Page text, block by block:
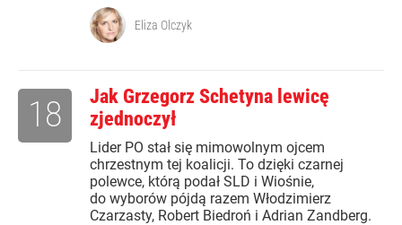
Eliza Olczyk
Jak Grzegorz Schetyna lewicę
zjednoczył
Lider PO stał się mimowolnym ojcem
chrzestnym tej koalicji. To dzięki czarnej
polewce, którą podał SLD i Wiośnie,
do wyborów pójdą razem Włodzimierz
Czarzasty, Robert Biedroń i Adrian Zandberg.
18